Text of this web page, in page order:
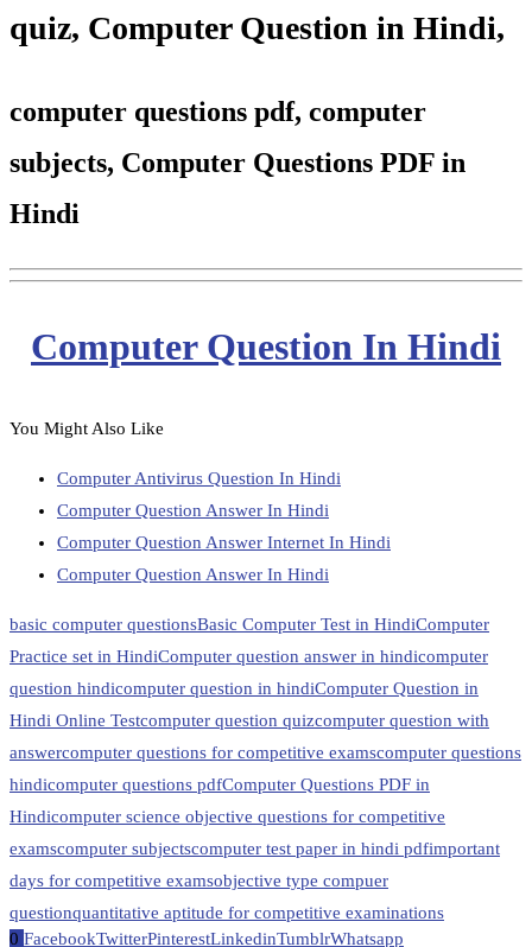
quiz, Computer Question in Hindi,
computer questions pdf, computer
subjects, Computer Questions PDF in
Hindi
Computer Question In Hindi
You Might Also Like
Computer Antivirus Question In Hindi
Computer Question Answer In Hindi
Computer Question Answer Internet In Hindi
Computer Question Answer In Hindi
basic computer questionsBasic Computer Test in HindiComputer
Practice set in HindiComputer question answer in hindicomputer
question hindicomputer question in hindiComputer Question in
Hindi Online Testcomputer question quizcomputer question with
answercomputer questions for competitive examscomputer questions
hindicomputer questions pdfComputer Questions PDF in
Hindicomputer science objective questions for competitive
examscomputer subjectscomputer test paper in hindi pdfimportant
days for competitive examsobjective type compuer
questionquantitative aptitude for competitive examinations
0 FacebookTwitterPinterestLinkedinTumblrWhatsapp